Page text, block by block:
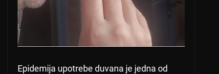
Epidemija upotrebe duvana je jedna od